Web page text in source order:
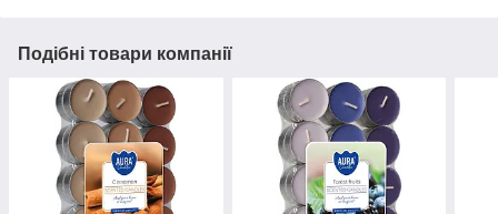
Подібні товари компанії